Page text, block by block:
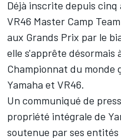
Déjà inscrite depuis cinq
VR46 Master Camp
aux Grands Prix par le
elle s'apprête désormais
Championnat du monde
Yamaha et VR46.
Un communiqué de
propriété intégrale de
soutenue par ses